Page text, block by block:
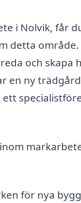
i Nolvik, får
detta
och skapa
en ny
för nya